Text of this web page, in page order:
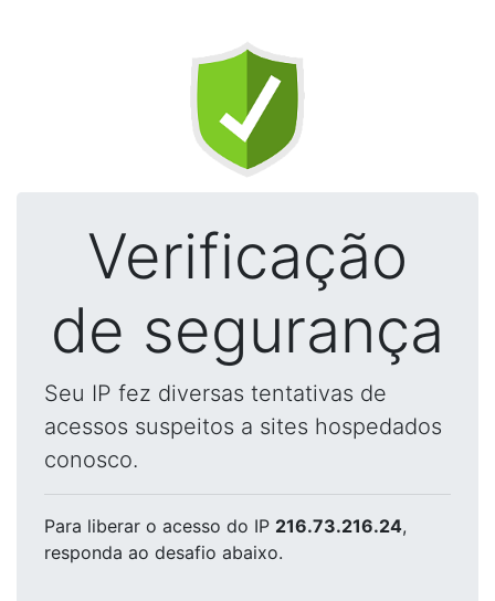
Verificação
de segurança
Seu IP fez diversas tentativas de
acessos suspeitos a sites hospedados
conosco.
Para liberar o acesso do IP 216.73.216.24,
responda ao desafio abaixo.